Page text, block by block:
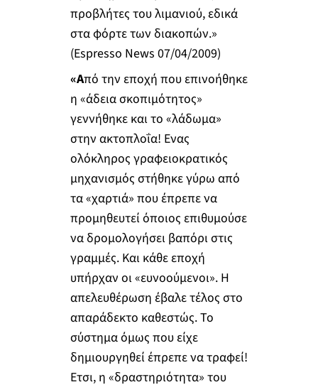
προβλήτες του λιμανιού, εδικά
στα φόρτε των διακοπών.»
(Espresso News 07/04/2009)
«Από την εποχή που επινοήθηκε
η «άδεια σκοπιμότητος»
γεννήθηκε και το «λάδωμα»
στην ακτοπλοΐα! Ενας
ολόκληρος γραφειοκρατικός
μηχανισμός στήθηκε γύρω από
τα «χαρτιά» που έπρεπε να
προμηθευτεί όποιος επιθυμούσε
να δρομολογήσει βαπόρι στις
γραμμές. Και κάθε εποχή
υπήρχαν οι «ευνοούμενοι». Η
απελευθέρωση έβαλε τέλος στο
απαράδεκτο καθεστώς. Το
σύστημα όμως που είχε
δημιουργηθεί έπρεπε να τραφεί!
Ετσι, η «δραστηριότητα» του